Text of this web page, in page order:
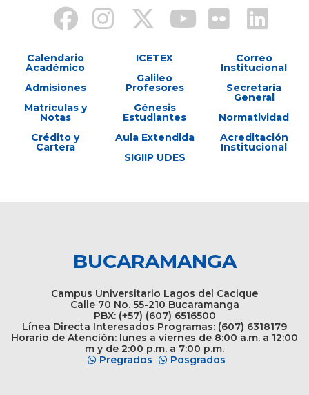
Calendario
Académico
Admisiones
Matrículas y
Notas
Crédito y
Cartera
ICETEX
Galileo
Profesores
Génesis
Estudiantes
Aula Extendida
SIGIIP UDES
Correo
Institucional
Secretaría
General
Normatividad
Acreditación
Institucional
BUCARAMANGA
Campus Universitario Lagos del Cacique
Calle 70 No. 55-210 Bucaramanga
PBX: (+57) (607) 6516500
Línea Directa Interesados Programas: (607) 6318179
Horario de Atención: lunes a viernes de 8:00 a.m. a 12:00
m y de 2:00 p.m. a 7:00 p.m.
Pregrados
Posgrados